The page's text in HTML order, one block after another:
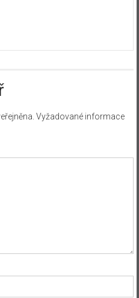
Vyžadované informace